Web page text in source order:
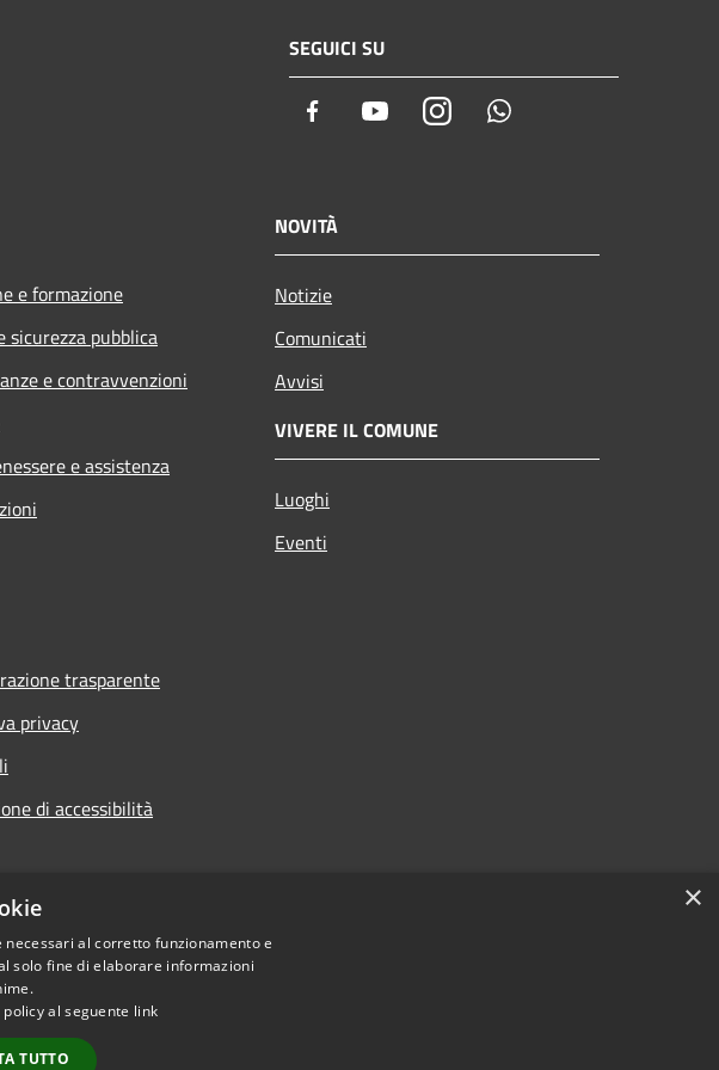
SEGUICI SU
Facebook YoutubeInstagram
e formazione
sicurezza pubblica
e contravvenzioni
e assistenza
NOVITÀ
Notizie
Comunicati
Avvisi
VIVERE IL COMUNE
Luoghi
Eventi
trasparente
privacy
di accessibilità
×
al corretto funzionamento e
solo fine di elaborare informazioni
al seguente link
TUTTO